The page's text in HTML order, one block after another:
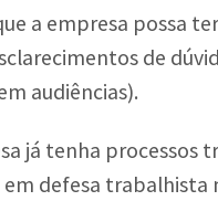
a empresa possa
de
audiências).
já tenha processos
em defesa trabalhista